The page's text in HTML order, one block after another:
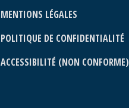
MENTIONS LÉGALES
POLITIQUE DE CONFIDENTIALITÉ
ACCESSIBILITÉ (NON CONFORME)